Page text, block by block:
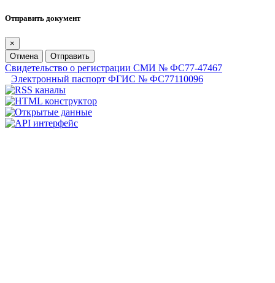
Отправить документ
×
Отмена
Отправить
Свидетельство о регистрации СМИ № ФС77-47467
Электронный паспорт ФГИС № ФС77110096